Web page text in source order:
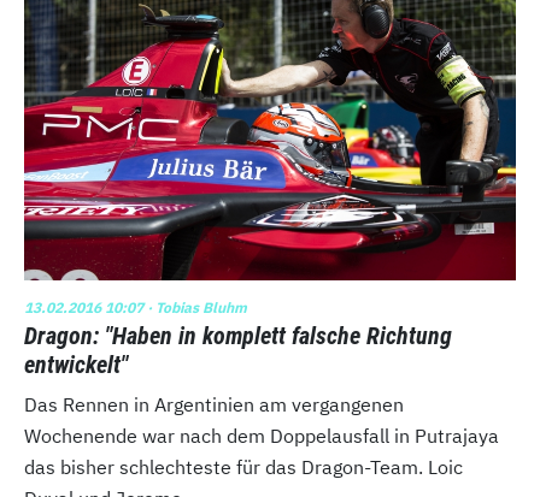
13.02.2016 10:07· Tobias Bluhm
Dragon: "Haben in komplett falsche Richtung
entwickelt"
Das Rennen in Argentinien am vergangenen
Wochenende war nach dem Doppelausfall in Putrajaya
das bisher schlechteste für das Dragon-Team. Loic